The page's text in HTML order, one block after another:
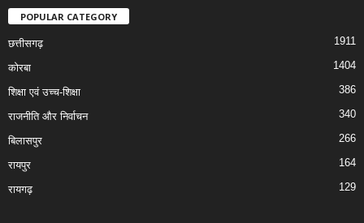
POPULAR CATEGORY
छत्तीसगढ़ 1911
कोरबा 1404
शिक्षा एवं उच्च-शिक्षा 386
राजनीति और निर्वाचन 340
बिलासपुर 266
रायपुर 164
रायगढ़ 129